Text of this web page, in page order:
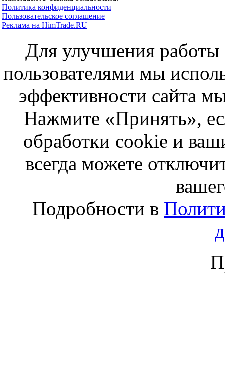
Политика конфиденциальности
Пользовательское соглашение
Реклама на HimTrade.RU
Для улучшения работы
пользователями мы
эффективности сайта
Нажмите «Принять»,
обработки cookie и
всегда можете
Подробности в